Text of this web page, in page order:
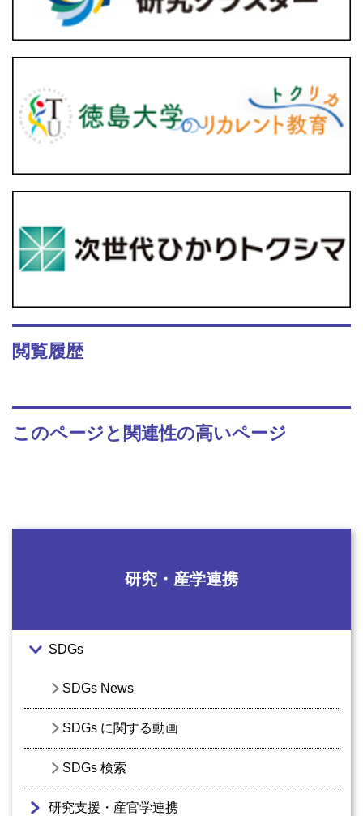
閲覧履歴
このページと関連性の高いページ
研究・産学連携
SDGs
SDGs News
SDGs に関する動画
SDGs 検索
研究支援・産官学連携